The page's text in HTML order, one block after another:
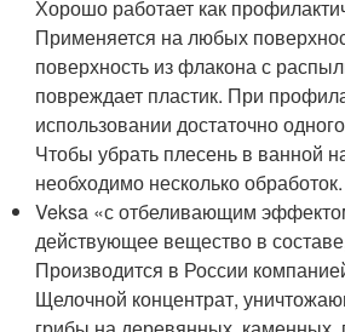
Хорошо работает как
Применяется на любых
поверхность из флакона с
повреждает пластик. При
использовании достаточно
Чтобы убрать плесень в ванной
необходимо несколько обработок.
Veksa «с отбеливающим
действующее вещество в
Производится в России
Щелочной концентрат,